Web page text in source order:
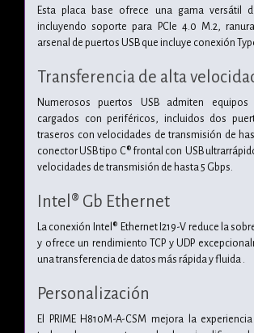
Esta placa base ofrece una gama versátil
incluyendo soporte para PCIe 4.0 M.2,
arsenal de puertos USB que incluye conexión
Transferencia de alta
Numerosos puertos USB admiten
cargados con periféricos, incluidos dos
traseros con velocidades de transmisión de
conector USB tipo C® frontal con USB
velocidades de transmisión de hasta 5 Gbps.
Intel® Gb Ethernet
La conexión Intel® Ethernet I219-V reduce la
y ofrece un rendimiento TCP y UDP
una transferencia de datos más rápida y fluida .
Personalización
El PRIME H810M-A-CSM mejora la